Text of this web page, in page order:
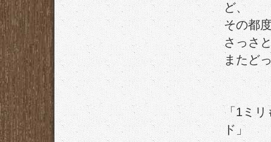
ど、
その都
さっさ
またど
「1ミリ
ド」